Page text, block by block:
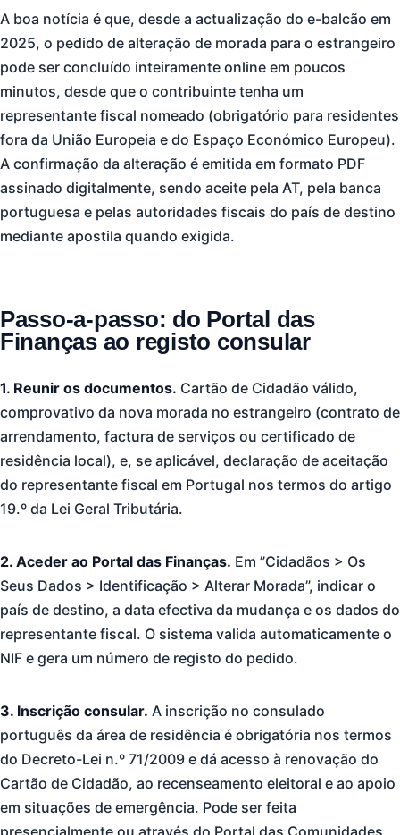
A boa notícia é que, desde a actualização do e-balcão em
2025, o pedido de alteração de morada para o estrangeiro
pode ser concluído inteiramente online em poucos
minutos, desde que o contribuinte tenha um
representante fiscal nomeado (obrigatório para residentes
fora da União Europeia e do Espaço Económico Europeu).
A confirmação da alteração é emitida em formato PDF
assinado digitalmente, sendo aceite pela AT, pela banca
portuguesa e pelas autoridades fiscais do país de destino
mediante apostila quando exigida.
Passo-a-passo: do Portal das
Finanças ao registo consular
1. Reunir os documentos. Cartão de Cidadão válido,
comprovativo da nova morada no estrangeiro (contrato de
arrendamento, factura de serviços ou certificado de
residência local), e, se aplicável, declaração de aceitação
do representante fiscal em Portugal nos termos do artigo
19.º da Lei Geral Tributária.
2. Aceder ao Portal das Finanças. Em ”Cidadãos > Os
Seus Dados > Identificação > Alterar Morada”, indicar o
país de destino, a data efectiva da mudança e os dados do
representante fiscal. O sistema valida automaticamente o
NIF e gera um número de registo do pedido.
3. Inscrição consular. A inscrição no consulado
português da área de residência é obrigatória nos termos
do Decreto-Lei n.º 71/2009 e dá acesso à renovação do
Cartão de Cidadão, ao recenseamento eleitoral e ao apoio
em situações de emergência. Pode ser feita
presencialmente ou através do Portal das Comunidades